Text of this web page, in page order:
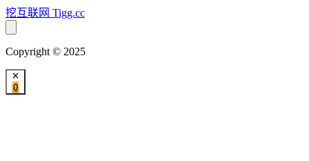
挖互联网 Tigg.cc
Copyright © 2025
0